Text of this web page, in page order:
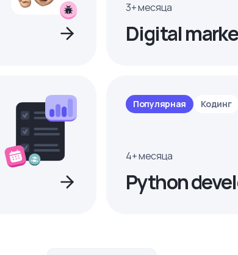
3+ месяца
Digital
Популярная Кодинг
4+ месяца
Python